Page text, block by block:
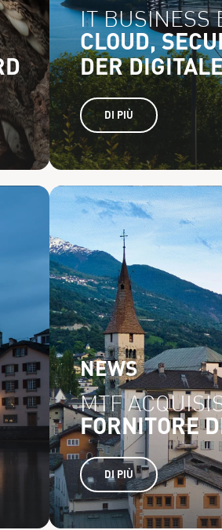
IT BUSINESS
CLOUD,
DER
DI PIÙ
NEWS
MTF
FORNITORE
DI PIÙ